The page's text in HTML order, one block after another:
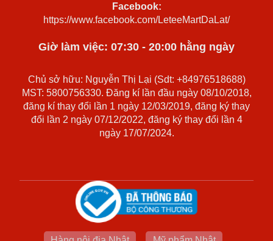
Facebook:
https://www.facebook.com/LeteeMartDaLat/
Giờ làm việc: 07:30 - 20:00 hằng ngày
Chủ sở hữu: Nguyễn Thị Lại (Sdt: +84976518688)
MST: 5800756330. Đăng kí lần đầu ngày 08/10/2018,
đăng kí thay đổi lần 1 ngày 12/03/2019, đăng ký thay
đổi lần 2 ngày 07/12/2022, đăng ký thay đổi lần 4
ngày 17/07/2024.